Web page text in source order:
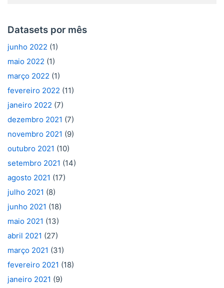
Datasets por mês
junho 2022 (1)
maio 2022 (1)
março 2022 (1)
fevereiro 2022 (11)
janeiro 2022 (7)
dezembro 2021 (7)
novembro 2021 (9)
outubro 2021 (10)
setembro 2021 (14)
agosto 2021 (17)
julho 2021 (8)
junho 2021 (18)
maio 2021 (13)
abril 2021 (27)
março 2021 (31)
fevereiro 2021 (18)
janeiro 2021 (9)